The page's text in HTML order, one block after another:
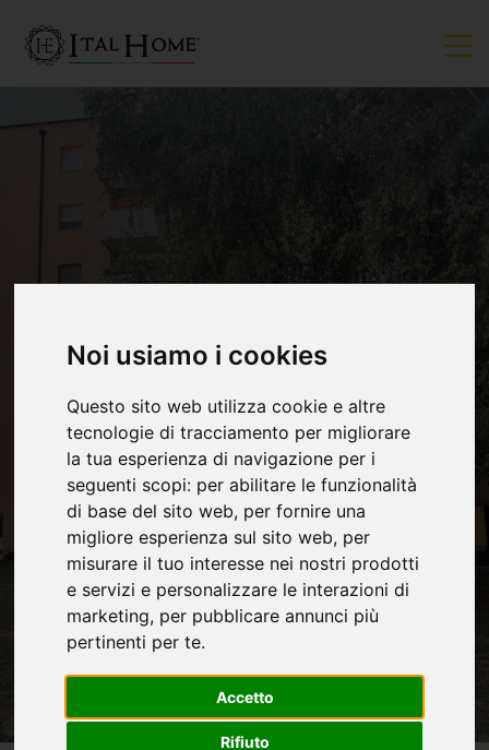
Noi usiamo i cookies
Questo sito web utilizza cookie e altre
tecnologie di tracciamento per migliorare
la tua esperienza di navigazione per i
seguenti scopi: per abilitare le funzionalità
di base del sito web, per fornire una
migliore esperienza sul sito web, per
misurare il tuo interesse nei nostri prodotti
e servizi e personalizzare le interazioni di
marketing, per pubblicare annunci più
pertinenti per te.
Accetto
Rifiuto
VENDUTO